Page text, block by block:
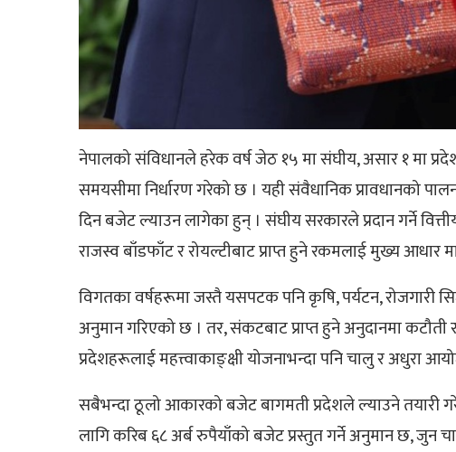
नेपालको संविधानले हरेक वर्ष जेठ १५ मा संघीय, असार १ मा
समयसीमा निर्धारण गरेको छ । यही संवैधानिक प्रावधानको
दिन बजेट ल्याउन लागेका हुन् । संघीय सरकारले प्रदान गर्ने
राजस्व बाँडफाँट र रोयल्टीबाट प्राप्त हुने रकमलाई मुख्य
विगतका वर्षहरूमा जस्तै यसपटक पनि कृषि, पर्यटन, रोजगारी
अनुमान गरिएको छ । तर, संकटबाट प्राप्त हुने अनुदानमा
प्रदेशहरूलाई महत्त्वाकाङ्क्षी योजनाभन्दा पनि चालु र अधुरा
सबैभन्दा ठूलो आकारको बजेट बागमती प्रदेशले ल्याउने तयारी
लागि करिब ६८ अर्ब रुपैयाँको बजेट प्रस्तुत गर्ने अनुमान छ, जुन